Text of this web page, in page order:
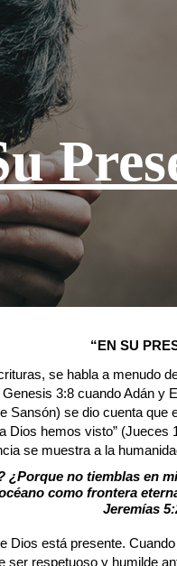
“EN SU
se habla a menudo
3:8 cuando Adán y
Sansón) se dio cuenta que
Dios hemos visto”
se muestra a la
¿Porque no tiemblas en
como frontera
Jeremías
Dios está presente.
ser respetuoso y humilde